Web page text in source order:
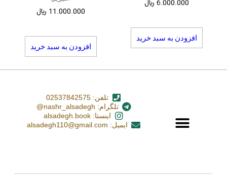
6.000.000 ﷼
افزودن به سبد خرید
11.000.000 ﷼
افزودن به سبد خرید
تلفن: 02537842575
تلگرام: nashr_alsadegh@
اینستا: alsadegh.book
ایمیل: alsadegh110@gmail.com